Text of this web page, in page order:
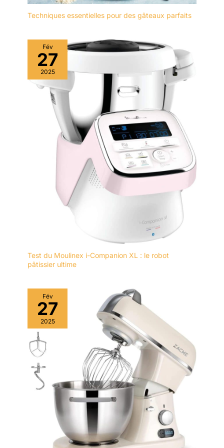
Techniques essentielles pour des gâteaux parfaits
Fév
27
2025
Test du Moulinex i-Companion XL : le robot
pâtissier ultime
Fév
27
2025